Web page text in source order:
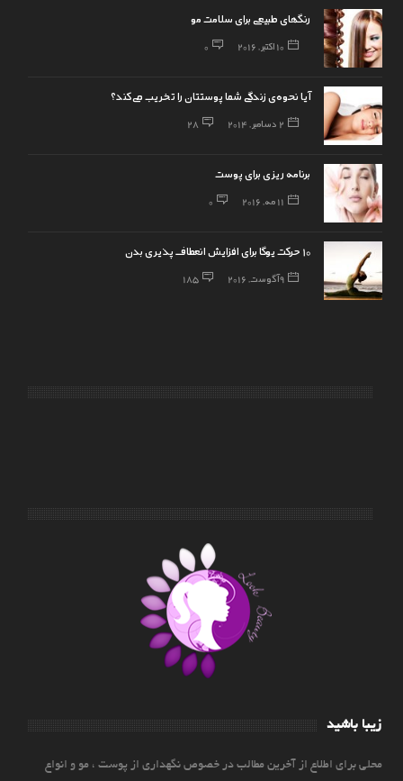
رنگهای طبیعی برای سلامت مو
10 اکتبر, 2016 0
آیا نحوه‌ی زندگی شما پوستتان را تخریب می‌کند؟
2 دسامبر, 2014 28
برنامه ریزی برای پوست
11 مه, 2016 0
10 حرکت یوگا برای افزایش انعطاف پذیری بدن
9 آگوست, 2016 185
زیبا باشید
محلی برای اطلاع از آخرین مطالب در خصوص نگهداری از پوست ، مو و انواع